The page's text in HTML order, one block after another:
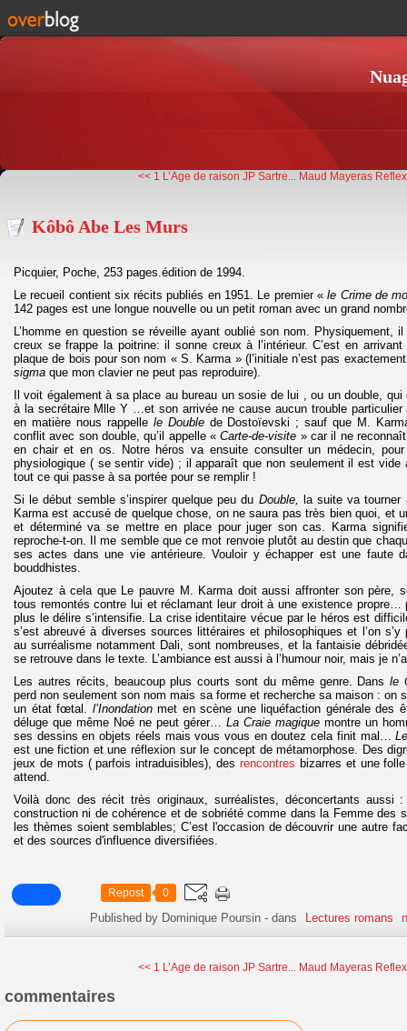
<< 1 L’Age de raison JP Sartre... Maud Mayeras
Kôbô Abe Les Murs
Picquier, Poche, 253 pages.édition de 1994.
Le recueil contient six récits publiés en 1951. Le premier «le Crime de
142 pages est une longue nouvelle ou un petit roman avec un grand
L’homme en question se réveille ayant oublié son nom. Physiquement,
creux se frappe la poitrine: il sonne creux à l’intérieur. C’est en
plaque de bois pour son nom « S. Karma » (l’initiale n’est pas
sigma que mon clavier ne peut pas reproduire).
Il voit également à sa place au bureau un sosie de lui , ou un double,
à la secrétaire Mlle Y …et son arrivée ne cause aucun trouble particulier
en matière nous rappelle le Doublede Dostoïevski ; sauf que M.
conflit avec son double, qu’il appelle «Carte-de-visite » car il ne
en chair et en os. Notre héros va ensuite consulter un médecin,
physiologique ( se sentir vide) ; il apparaît que non seulement il est vide
tout ce qui passe à sa portée pour se remplir !
Si le début semble s’inspirer quelque peu du Double,
la suite va tourner
Karma est accusé de quelque chose, on ne saura pas très bien quoi, et
et déterminé va se mettre en place pour juger son cas. Karma
reproche-t-on. Il me semble que ce mot renvoie plutôt au destin que
ses actes dans une vie antérieure. Vouloir y échapper est une faute
bouddhistes.
Ajoutez à cela que Le pauvre M. Karma doit aussi affronter son père,
tous remontés contre lui et réclamant leur droit à une existence propre…
plus le délire s’intensifie. La crise identitaire vécue par le héros est
s’est abreuvé à diverses sources littéraires et philosophiques et l’on
au surréalisme notamment Dali, sont nombreuses, et la fantaisie
se retrouve dans le texte. L’ambiance est aussi à l’humour noir, mais je
Les autres récits, beaucoup plus courts sont du même genre. Dansle
perd non seulement son nom mais sa forme et recherche sa maison : on
un état fœtal. l’Inondationmet en scène une liquéfaction générale des
déluge que même Noé ne peut gérer… La Craie magique montre un
ses dessins en objets réels mais vous vous en doutez cela finit mal…
est une fiction et une réflexion sur le concept de métamorphose. Des
jeux de mots ( parfois intraduisibles), des rencontres bizarres et une
attend.
Voilà donc des récit très originaux, surréalistes, déconcertants aussi
construction ni de cohérence et de sobriété comme dans la Femme des
les thèmes soient semblables; C’est l'occasion de découvrir une autre
et des sources d'influence diversifiées.
Repost 0
Published by Dominique Poursin -dans Lectures romans
<< 1 L’Age de raison JP Sartre... Maud Mayeras
commentaires